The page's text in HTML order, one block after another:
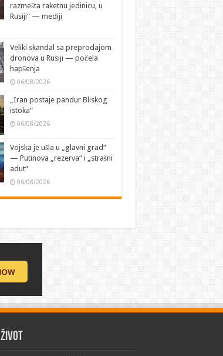
razmešta raketnu jedinicu, u
Rusiji“ — mediji
Veliki skandal sa preprodajom
dronova u Rusiji — počela
hapšenja
06/08/2026
„Iran postaje pandur Bliskog
istoka“
06/08/2026
Vojska je ušla u „glavni grad“
— Putinova „rezerva“ i „strašni
adut“
06/08/2026
ŽIVOT